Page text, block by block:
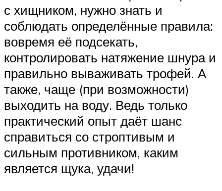
с хищником, нужно знать и
соблюдать определённые правила:
вовремя её подсекать,
контролировать натяжение шнура и
правильно вываживать трофей. А
также, чаще (при возможности)
выходить на воду. Ведь только
практический опыт даёт шанс
справиться со строптивым и
сильным противником, каким
является щука, удачи!